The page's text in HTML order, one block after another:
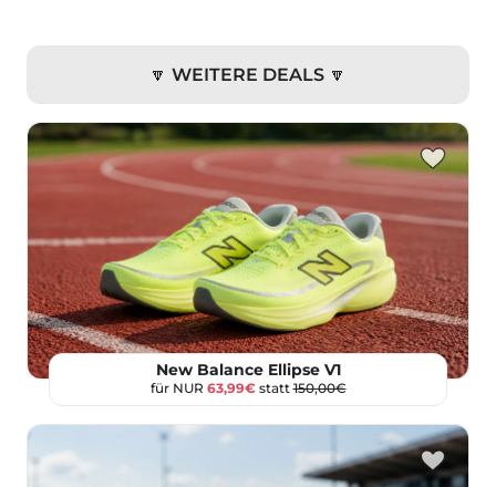
🔽 WEITERE DEALS 🔽
New Balance Ellipse V1
für NUR 63,99€statt150,00€